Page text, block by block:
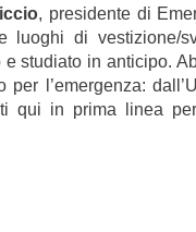
, presidente di
luoghi di vestizione/
studiato in anticipo.
l’emergenza:
qui in prima linea